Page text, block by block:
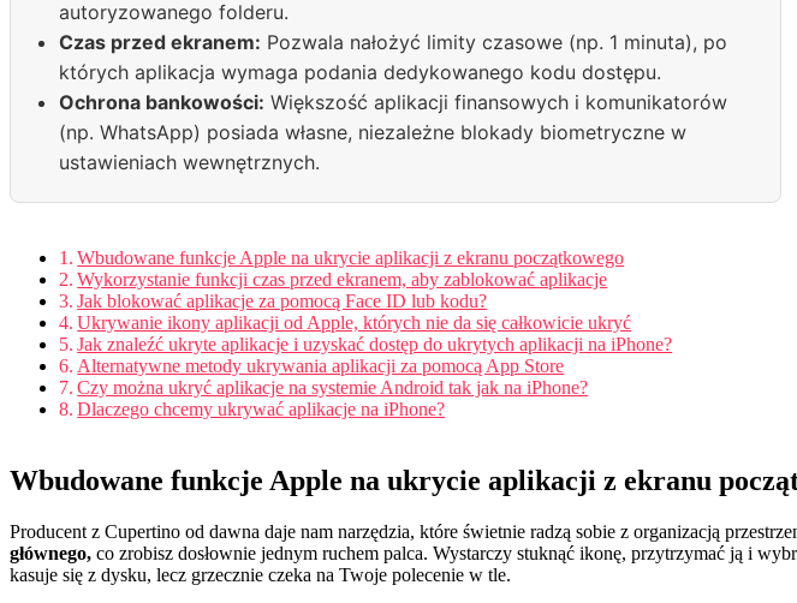
autoryzowanego folderu.
Czas przed ekranem: Pozwala nałożyć limity czasowe (np. 1 minuta), po
których aplikacja wymaga podania dedykowanego kodu dostępu.
Ochrona bankowości: Większość aplikacji finansowych i komunikatorów
(np. WhatsApp) posiada własne, niezależne blokady biometryczne w
ustawieniach wewnętrznych.
Wbudowane funkcje Apple na ukrycie aplikacji z ekranu początkowego
Wykorzystanie funkcji czas przed ekranem, aby zablokować aplikacje
Jak blokować aplikacje za pomocą Face ID lub kodu?
Ukrywanie ikony aplikacji od Apple, których nie da się całkowicie ukryć
Jak znaleźć ukryte aplikacje i uzyskać dostęp do ukrytych aplikacji na iPhone?
Alternatywne metody ukrywania aplikacji za pomocą App Store
Czy można ukryć aplikacje na systemie Android tak jak na iPhone?
Dlaczego chcemy ukrywać aplikacje na iPhone?
Wbudowane funkcje Apple na ukrycie aplikacji z ekranu
Producent z Cupertino od dawna daje nam narzędzia, które świetnie radzą sobie z organizacją
głównego, co zrobisz dosłownie jednym ruchem palca. Wystarczy stuknąć ikonę, przytrzymać ją i
kasuje się z dysku, lecz grzecznie czeka na Twoje polecenie w tle.